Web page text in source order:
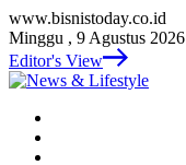
www.bisnistoday.co.id
Minggu , 9 Agustus 2026
Editor's View